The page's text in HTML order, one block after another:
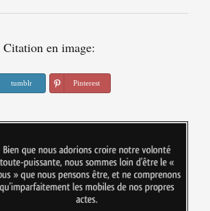
Citation en image:
tumblr Pinterest